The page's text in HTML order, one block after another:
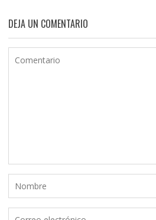
DEJA UN COMENTARIO